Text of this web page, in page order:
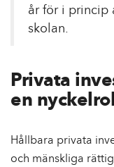
år för i princip
skolan.
Privata
en
Hållbara privata
och mänskliga